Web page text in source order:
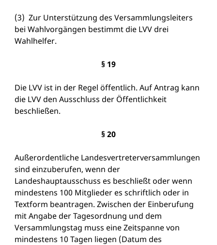
(3) Zur Unterstützung des Versammlungsleiters
bei Wahlvorgängen bestimmt die LVV drei
Wahlhelfer.
§ 19
Die LVV ist in der Regel öffentlich. Auf Antrag kann
die LVV den Ausschluss der Öffentlichkeit
beschließen.
§ 20
Außerordentliche Landesvertreterversammlungen
sind einzuberufen, wenn der
Landeshauptausschuss es beschließt oder wenn
mindestens 100 Mitglieder es schriftlich oder in
Textform beantragen. Zwischen der Einberufung
mit Angabe der Tagesordnung und dem
Versammlungstag muss eine Zeitspanne von
mindestens 10 Tagen liegen (Datum des